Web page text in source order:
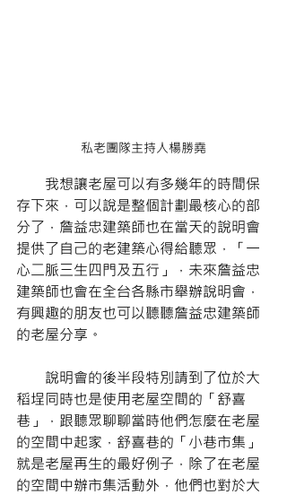
私老團隊主持人楊勝堯
我想讓老屋可以有多幾年的時間保
存下來，可以說是整個計劃最核心的部
分了，詹益忠建築師也在當天的說明會
提供了自己的老建築心得給聽眾，「一
心二脈三生四門及五行」，未來詹益忠
建築師也會在全台各縣市舉辦說明會，
有興趣的朋友也可以聽聽詹益忠建築師
的老屋分享。
說明會的後半段特別請到了位於大
稻埕同時也是使用老屋空間的「舒喜
巷」，跟聽眾聊聊當時他們怎麼在老屋
的空間中起家，舒喜巷的「小巷市集」
就是老屋再生的最好例子，除了在老屋
的空間中辦市集活動外，他們也對於大